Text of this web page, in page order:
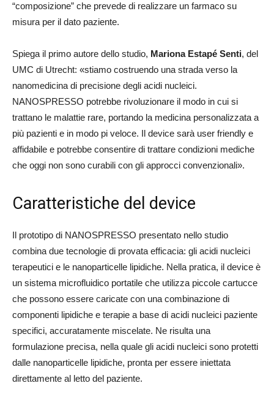
“composizione” che prevede di realizzare un farmaco su
misura per il dato paziente.
Spiega il primo autore dello studio, Mariona Estapé Senti, del
UMC di Utrecht: «stiamo costruendo una strada verso la
nanomedicina di precisione degli acidi nucleici.
NANOSPRESSO potrebbe rivoluzionare il modo in cui si
trattano le malattie rare, portando la medicina personalizzata a
più pazienti e in modo pi veloce. Il device sarà user friendly e
affidabile e potrebbe consentire di trattare condizioni mediche
che oggi non sono curabili con gli approcci convenzionali».
Caratteristiche del device
Il prototipo di NANOSPRESSO presentato nello studio
combina due tecnologie di provata efficacia: gli acidi nucleici
terapeutici e le nanoparticelle lipidiche. Nella pratica, il device è
un sistema microfluidico portatile che utilizza piccole cartucce
che possono essere caricate con una combinazione di
componenti lipidiche e terapie a base di acidi nucleici paziente
specifici, accuratamente miscelate. Ne risulta una
formulazione precisa, nella quale gli acidi nucleici sono protetti
dalle nanoparticelle lipidiche, pronta per essere iniettata
direttamente al letto del paziente.